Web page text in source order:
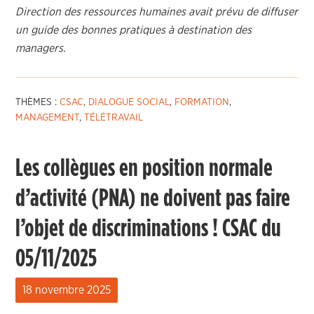
Direction des ressources humaines avait prévu de diffuser
un guide des bonnes pratiques à destination des
managers.
THÈMES :CSAC, DIALOGUE SOCIAL, FORMATION ,
MANAGEMENT , TÉLÉTRAVAIL
Les collègues en position normale
d’activité (PNA) ne doivent pas faire
l’objet de discriminations ! CSAC du
05/11/2025
18 novembre 2025